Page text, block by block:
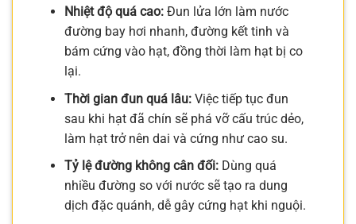
Nhiệt độ quá cao:Đun lửa lớn làm nước
đường bay hơi nhanh, đường kết tinh và
bám cứng vào hạt, đồng thời làm hạt bị co
lại.
Thời gian đun quá lâu:Việc tiếp tục đun
sau khi hạt đã chín sẽ phá vỡ cấu trúc dẻo,
làm hạt trở nên dai và cứng như cao su.
Tỷ lệ đường không cân đối:Dùng quá
nhiều đường so với nước sẽ tạo ra dung
dịch đặc quánh, dễ gây cứng hạt khi nguội.